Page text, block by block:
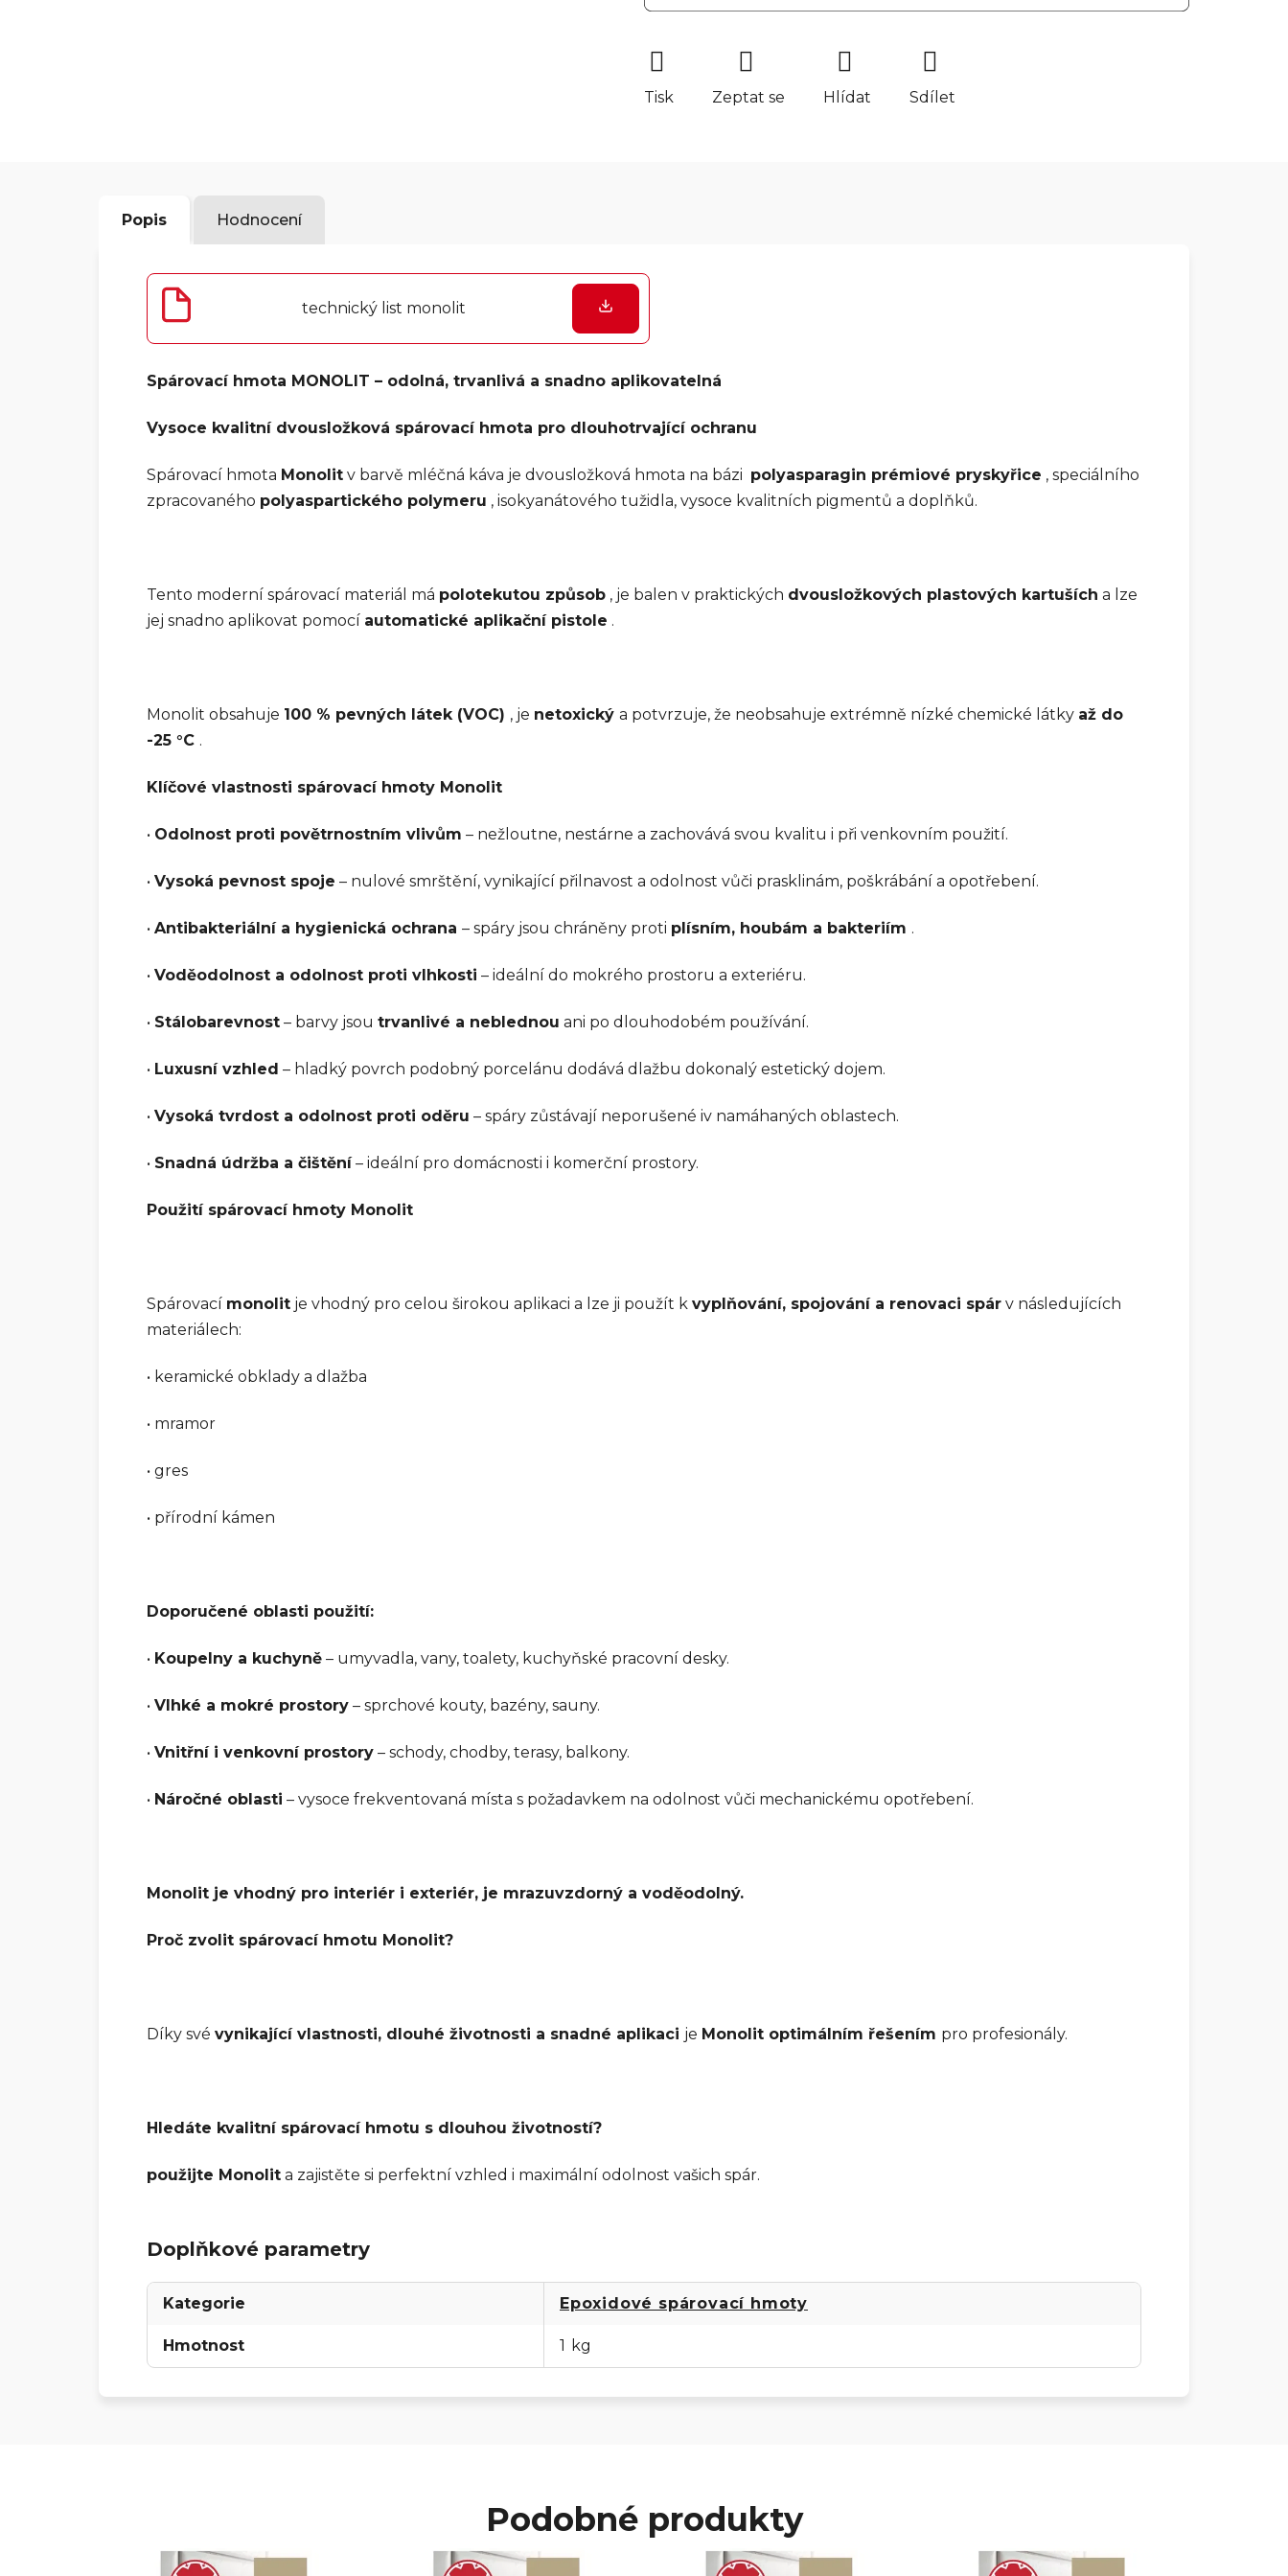
Tisk Zeptat se Hlídat Sdílet
Popis Hodnocení
technický list monolit
Spárovací hmota MONOLIT – odolná, trvanlivá a snadno aplikovatelná
Vysoce kvalitní dvousložková spárovací hmota pro dlouhotrvající ochranu
Spárovací hmota Monolit v barvě mléčná káva je dvousložková hmota na bázi polyasparagin prémiové pryskyřice , speciálního
zpracovaného polyaspartického polymeru , isokyanátového tužidla, vysoce kvalitních pigmentů a doplňků.
Tento moderní spárovací materiál má polotekutou způsob , je balen v praktických dvousložkových plastových kartuších a lze
jej snadno aplikovat pomocí automatické aplikační pistole .
Monolit obsahuje 100 % pevných látek (VOC) , je netoxický a potvrzuje, že neobsahuje extrémně nízké chemické látky až do
-25 °C .
Klíčové vlastnosti spárovací hmoty Monolit
• Odolnost proti povětrnostním vlivům – nežloutne, nestárne a zachovává svou kvalitu i při venkovním použití.
• Vysoká pevnost spoje – nulové smrštění, vynikající přilnavost a odolnost vůči prasklinám, poškrábání a opotřebení.
• Antibakteriální a hygienická ochrana – spáry jsou chráněny proti plísním, houbám a bakteriím .
• Voděodolnost a odolnost proti vlhkosti – ideální do mokrého prostoru a exteriéru.
• Stálobarevnost – barvy jsou trvanlivé a neblednou ani po dlouhodobém používání.
• Luxusní vzhled – hladký povrch podobný porcelánu dodává dlažbu dokonalý estetický dojem.
• Vysoká tvrdost a odolnost proti oděru – spáry zůstávají neporušené iv namáhaných oblastech.
• Snadná údržba a čištění– ideální pro domácnosti i komerční prostory.
Použití spárovací hmoty Monolit
Spárovací monolit je vhodný pro celou širokou aplikaci a lze ji použít k vyplňování, spojování a renovaci spár v následujících
materiálech:
• keramické obklady a dlažba
• mramor
• gres
• přírodní kámen
Doporučené oblasti použití:
• Koupelny a kuchyně – umyvadla, vany, toalety, kuchyňské pracovní desky.
• Vlhké a mokré prostory – sprchové kouty, bazény, sauny.
• Vnitřní i venkovní prostory – schody, chodby, terasy, balkony.
• Náročné oblasti – vysoce frekventovaná místa s požadavkem na odolnost vůči mechanickému opotřebení.
Monolit je vhodný pro interiér i exteriér, je mrazuvzdorný a voděodolný.
Proč zvolit spárovací hmotu Monolit?
Díky své vynikající vlastnosti, dlouhé životnosti a snadné aplikaci je Monolit optimálním řešením pro profesionály.
Hledáte kvalitní spárovací hmotu s dlouhou životností?
použijte Monolit a zajistěte si perfektní vzhled i maximální odolnost vašich spár.
Doplňkové parametry
Kategorie Epoxidové spárovací hmoty
Hmotnost 1 kg
Podobné produkty